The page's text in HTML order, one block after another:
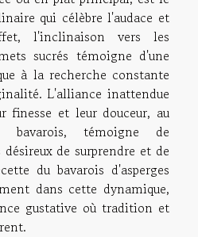
qui célèbre l'audace et
l'inclinaison vers les
sucrés témoigne d'une
à la recherche constante
L'alliance inattendue
finesse et leur douceur, au
bavarois, témoigne de
de surprendre et de
du bavarois d'asperges
dans cette dynamique,
gustative où tradition et